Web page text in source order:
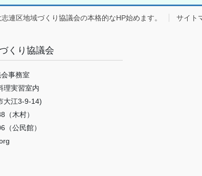
連区地域づくり協議会の本格的なHP始めます。 サイト
くり協議会
事務室
理実習室内
大江3-9-14)
木村）
（公民館）